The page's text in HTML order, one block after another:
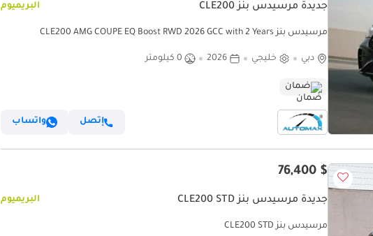
جديدة مرسيدس بنز CLE200 البريميوم
مرسيدس بنز CLE200 AMG COUPE EQ Boost RWD 2026 GCC with 2 Years
دبي
خليجي 2026 0 كيلومتر
ضمان
إتصل واتساب
$ 76,400
جديدة مرسيدس بنز CLE200 STD البريميوم
مرسيدس بنز CLE200 STD